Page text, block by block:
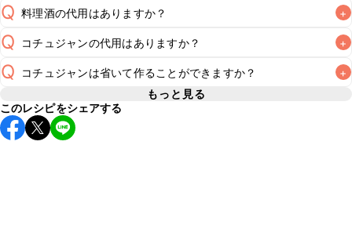
Q 料理酒の代用はありますか？ +
A
Q コチュジャンの代用はありますか？ +
A
Q コチュジャンは省いて作ることができますか？ +
A
使用量が少ない場合は省いてもお作りいただけますが、メイ
ンの味付けとして使用している場合は省くと味がぼやける可
能性があるため、
もっと見る
このレシピをシェアする